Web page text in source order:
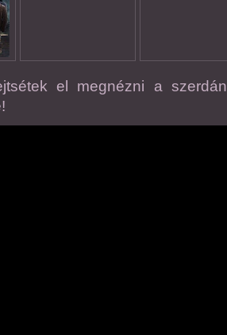
el megnézni a